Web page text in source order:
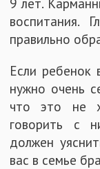
воспитания.
правильно
Если ребенок
нужно очень
что это не
говорить с
должен
вас в семье